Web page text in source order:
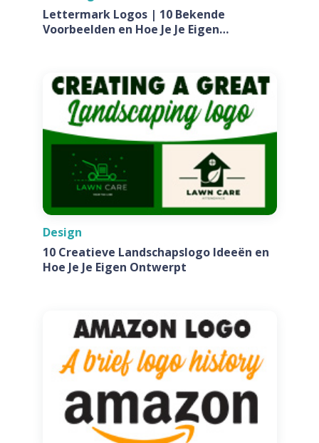
Lettermark Logos | 10 Bekende
Voorbeelden en Hoe Je Je Eigen
Design
10 Creatieve Landschapslogo Ideeën en
Hoe Je Je Eigen Ontwerpt